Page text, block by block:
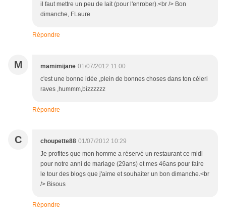
il faut mettre un peu de lait (pour l'enrober).<br /> Bon
dimanche, FLaure
Répondre
M mamimijane 01/07/2012 11:00
c'est une bonne idée ,plein de bonnes choses dans ton céleri
raves ,hummm,bizzzzzz
Répondre
C choupette88 01/07/2012 10:29
Je profites que mon homme a réservé un restaurant ce midi
pour notre anni de mariage (29ans) et mes 46ans pour faire
le tour des blogs que j'aime et souhaiter un bon dimanche.<br
/> Bisous
Répondre